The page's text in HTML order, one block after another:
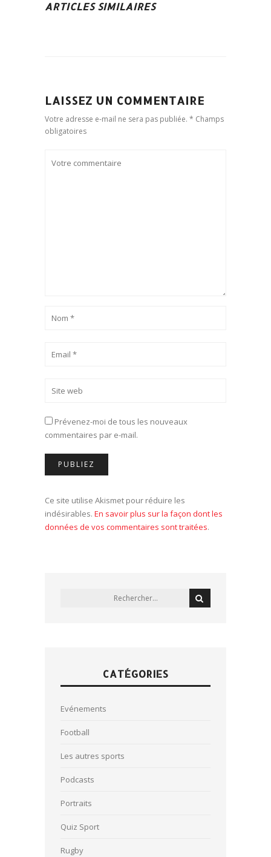
ARTICLES SIMILAIRES
LAISSEZ UN COMMENTAIRE
Votre adresse e-mail ne sera pas publiée. * Champs
obligatoires
Prévenez-moi de tous les nouveaux
commentaires par e-mail.
Ce site utilise Akismet pour réduire les
indésirables. En savoir plus sur la façon dont les
données de vos commentaires sont traitées.
CATÉGORIES
Evénements
Football
Les autres sports
Podcasts
Portraits
Quiz Sport
Rugby